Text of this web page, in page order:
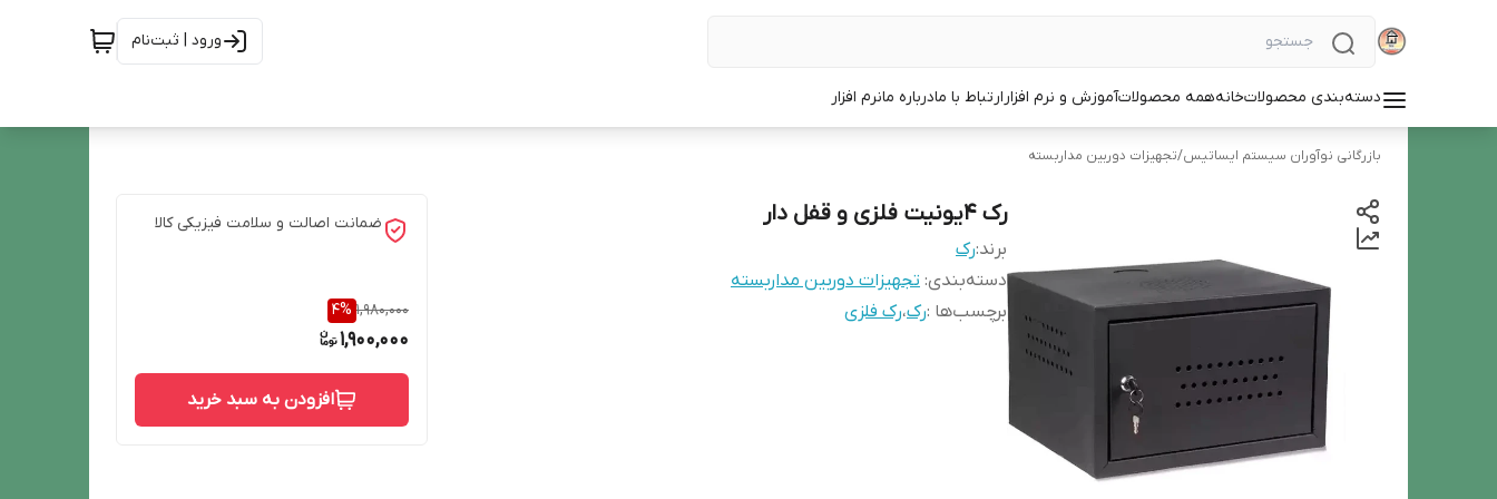
ورود | ثبت‌نام
دسته‌بندی محصولاتخانههمه محصولاتآموزش و نرم افزارارتباط با مادرباره مانرم افزار
بازرگانی نوآوران سیستم ایساتیس/تجهیزات دوربین مداربسته
رک 4یونیت فلزی و قفل دار
برند:رک
دسته‌بندی: تجهیزات دوربین مداربسته
برچسب‌ها :رک،رک فلزی
ضمانت اصالت و سلامت فیزیکی کالا
1,980,000
4%
1,900,000
افزودن به سبد خرید